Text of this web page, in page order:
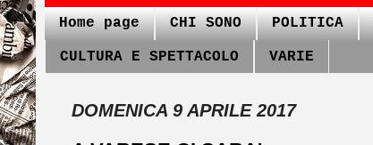
Home page CHI SONO POLITICA
CULTURA E SPETTACOLO VARIE
DOMENICA 9 APRILE 2017